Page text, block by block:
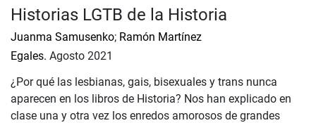
Historias LGTB de la Historia
Juanma Samusenko; Ramón Martínez
Egales. Agosto 2021
¿Por qué las lesbianas, gais, bisexuales y trans nunca
aparecen en los libros de Historia? Nos han explicado en
clase una y otra vez los enredos amorosos de grandes